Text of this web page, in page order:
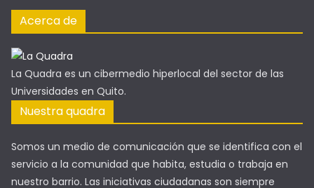
Acerca de
La Quadra es un cibermedio hiperlocal del sector de las
Universidades en Quito.
Nuestra quadra
Somos un medio de comunicación que se identifica con el
servicio a la comunidad que habita, estudia o trabaja en
nuestro barrio. Las iniciativas ciudadanas son siempre